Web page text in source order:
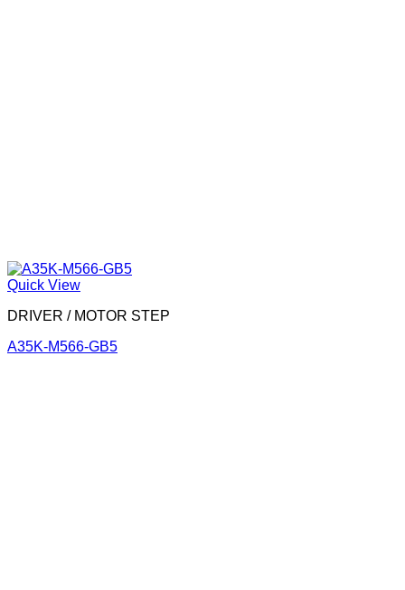
Quick View
DRIVER / MOTOR STEP
A35K-M566-GB5